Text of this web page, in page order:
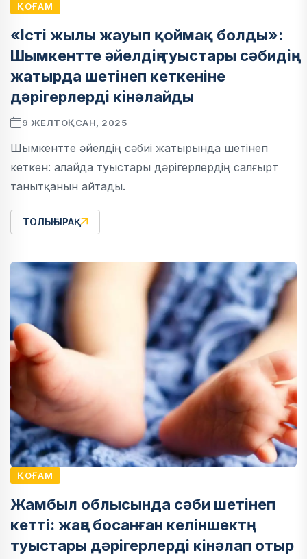
ҚОҒАМ
«Істі жылы жауып қоймақ болды»:
Шымкентте әйелдің туыстары сәбидің
жатырда шетінеп кеткеніне
дәрігерлерді кінәлайды
9 ЖЕЛТОҚСАН, 2025
Шымкентте әйелдің сәбиі жатырында шетінеп
кеткен: алайда туыстары дәрігерлердің салғырт
танытқанын айтады.
ТОЛЫҒЫРАҚ
ҚОҒАМ
Жамбыл облысында сәби шетінеп
кетті: жаңа босанған келіншектң
туыстары дәрігерлерді кінәлап отыр